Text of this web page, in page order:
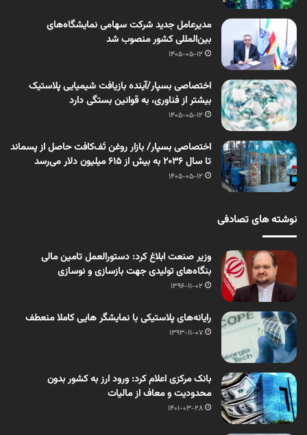
مدیرعامل جدید شرکت سهامی نمایشگاه‌های
بین‌المللی کشور منصوب شد
1405-05-12
اختصاصی بسپار/آینده بازیافت شیمیایی پلاستیک
بیشتر از فناوری، به قوانین بستگی دارد
1405-05-12
اختصاصی بسپار/ بازار روغن تَف‌کافت حاصل از پسماند
تا سال ۲۰۳۶ به بیش از ۶۱۵ میلیون دلار می‌رسد
1405-05-12
نوشته های تصادفی
وزیر صنعت ابلاغ کرد: دستورالعمل تامين مالی
بنگاه‌های تولیدی جهت بازسازی و نوسازی
1396-11-02
رایانه‌های پلاستیکی با نمایشگر هایی کاملا منعطف
1393-11-07
بانک مرکزی اعلام کرد: ورود ارز به کشور بدون
محدودیت و معاف از مالیات
1401-03-28